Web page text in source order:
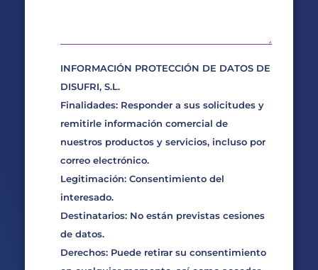
INFORMACIÓN PROTECCIÓN DE DATOS DE
DISUFRI, S.L.
Finalidades: Responder a sus solicitudes y
remitirle información comercial de
nuestros productos y servicios, incluso por
correo electrónico.
Legitimación: Consentimiento del
interesado.
Destinatarios: No están previstas cesiones
de datos.
Derechos: Puede retirar su consentimiento